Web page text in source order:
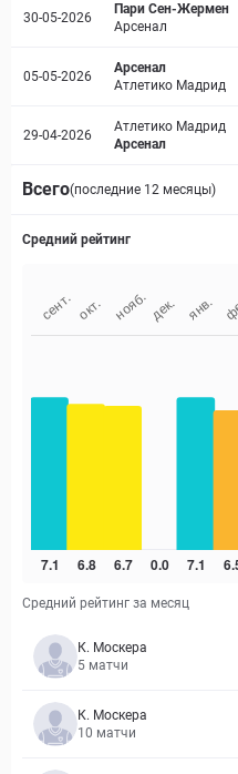
30-05-2026
Пари Сен-Жермен
Арсенал
05-05-2026
Арсенал
Атлетико Мадрид
29-04-2026
Атлетико Мадрид
Арсенал
Всего(последние 12 месяцы)
Средний рейтинг
Средний рейтинг за месяц
К. Москера
5 матчи
К. Москера
10 матчи